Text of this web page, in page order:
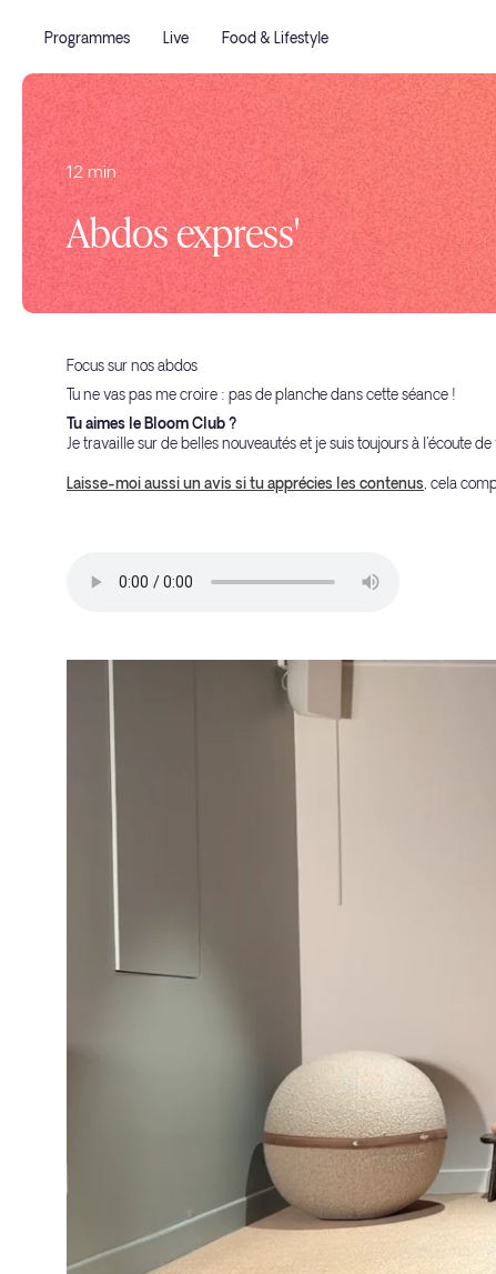
Programmes Live Food & Lifestyle
12 min
Abdos express'
Focus sur nos abdos
Tu ne vas pas me croire : pas de planche dans cette séance !
Tu aimes le Bloom Club ?
Je travaille sur de belles nouveautés et je suis toujours à l'écoute
Laisse-moi aussi un avis si tu apprécies les contenus, cela